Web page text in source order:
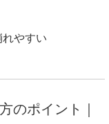
やすい
のポイント｜